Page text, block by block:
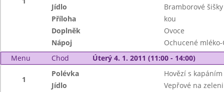
Jídlo
Bramborové
Příloha
kou
Doplněk
Ovoce
Nápoj
Ochucené mléko-
Menu
Chod Úterý 4. 1. 2011 (11:00 - 14:00)
1
Polévka
Hovězí s kapáním
Jídlo
Vepřové na